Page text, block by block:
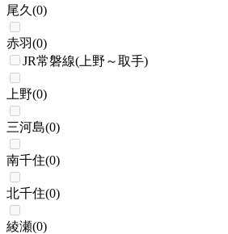
尾久 (0)
赤羽(0)
JR常磐線(上野～取手)
上野(0)
三河島(0)
南千住(0)
北千住(0)
綾瀬(0)